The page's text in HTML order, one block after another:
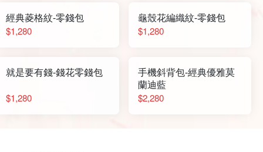
經典菱格紋-零錢包
$1,280
龜殼花編織紋-零錢包
$1,280
就是要有錢-錢花零錢包
$1,280
手機斜背包-經典優雅莫
蘭迪藍
$2,280